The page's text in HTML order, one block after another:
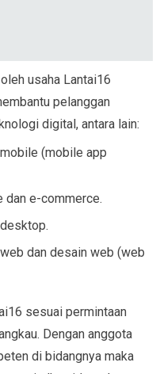
usaha Lantai16
pelanggan
digital, antara lain:
(mobile app
dan e-commerce.
dan desain web (web
sesuai permintaan
Dengan anggota
di bidangnya maka